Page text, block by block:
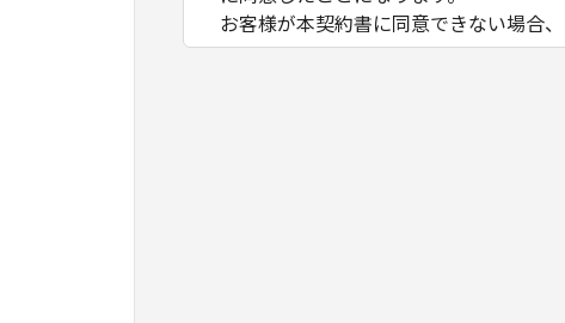
お客様が本契約書に同意できない場合
数のコンピューター（以下「指定機器
ア」をコンピューターの記憶媒体上に
は実行することのいずれも含むものと
ネットワークを通じて接続されたコン